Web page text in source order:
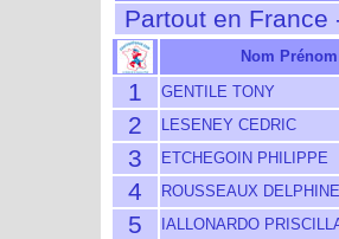
Partout en France
Nom Prénom
1 GENTILE TONY
2 LESENEY CEDRIC
3 ETCHEGOIN PHILIPPE
4 ROUSSEAUX DELPHINE
5 IALLONARDO